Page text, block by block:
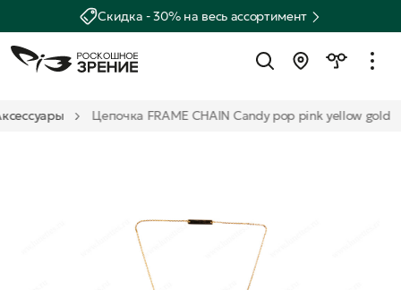
Скидка - 30% на весь ассортимент
Цепочка FRAME CHAIN Candy pop pink yellow gold